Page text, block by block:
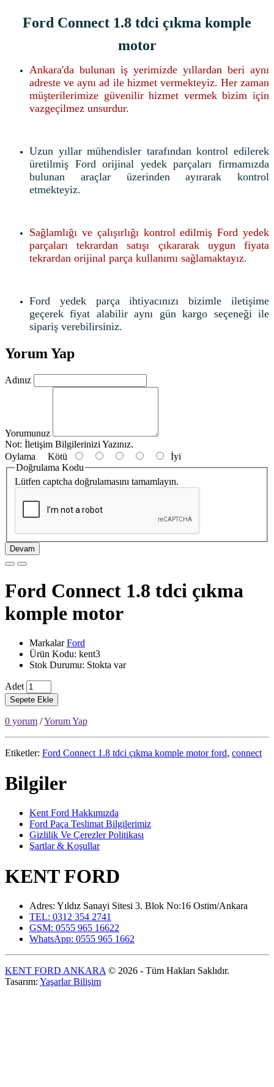
Ford Connect 1.8 tdci çıkma komple
motor
Ankara'da bulunan iş yerimizde yıllardan beri aynı
adreste ve aynı ad ile hizmet vermekteyiz. Her zaman
müşterilerimize güvenilir hizmet vermek bizim için
vazgeçilmez unsurdur.
Uzun yıllar mühendisler tarafından kontrol edilerek
üretilmiş Ford orijinal yedek parçaları firmamızda
bulunan araçlar üzerinden ayırarak kontrol
etmekteyiz.
Sağlamlığı ve çalışırlığı kontrol edilmiş Ford yedek
parçaları tekrardan satışı çıkararak uygun fiyata
tekrardan orijinal parça kullanımı sağlamaktayız.
Ford yedek parça ihtiyacınızı bizimle iletişime
geçerek fiyat alabilir aynı gün kargo seçeneği ile
sipariş verebilirsiniz.
Yorum Yap
Adınız
Yorumunuz
Not: İletişim Bilgilerinizi Yazınız.
Oylama Kötü
İyi
Doğrulama Kodu
Lütfen captcha doğrulamasını tamamlayın.
Devam
Ford Connect 1.8 tdci çıkma
komple motor
MarkalarFord
Ürün Kodu: kent3
Stok Durumu: Stokta var
Adet
Sepete Ekle
0 yorum /Yorum Yap
Etiketler: Ford Connect 1.8 tdci çıkma komple motor ford, connect
Bilgiler
Kent Ford Hakkımızda
Ford Paça Teslimat Bilgilerimiz
Gizlilik Ve Çerezler Politikası
Şartlar & Koşullar
KENT FORD
Adres: Yıldız Sanayi Sitesi 3. Blok No:16 Ostim/Ankara
TEL: 0312 354 2741
GSM: 0555 965 16622
WhatsApp: 0555 965 1662
KENT FORD ANKARA © 2026 - Tüm Hakları Saklıdır.
Tasarım: Yaşarlar Bilişim